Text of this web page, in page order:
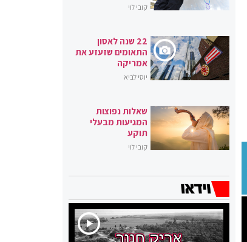
קובי לוי
22 שנה לאסון
התאומים שזעזע את
אמריקה
יוסי לביא
שאלות נפוצות
המגיעות מבעלי
תוקע
קובי לוי